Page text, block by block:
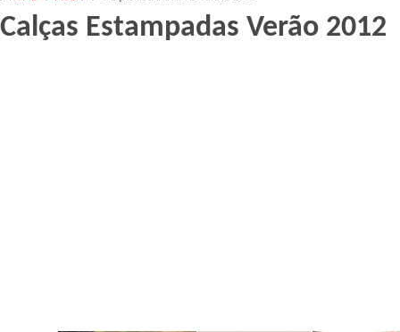
Calças Estampadas Verão 2012